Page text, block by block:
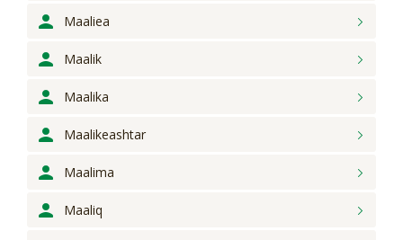
Maaliea
Maalik
Maalika
Maalikeashtar
Maalima
Maaliq